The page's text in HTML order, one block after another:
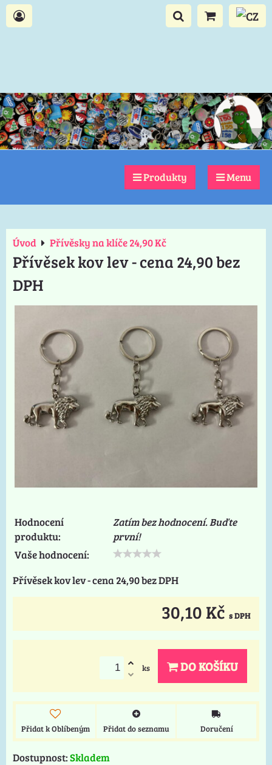
Produkty Menu
Úvod Přívěsky na klíče 24,90 Kč
Přívěsek kov lev - cena 24,90 bez
DPH
Hodnocení
produktu:
Zatím bez hodnocení. Buďte
první!
Vaše hodnocení:
Přívěsek kov lev - cena 24,90 bez DPH
30,10 Kč s DPH
ks DO KOŠÍKU
Přidat k Oblíbeným Přidat do seznamu Doručení
Dostupnost:Skladem